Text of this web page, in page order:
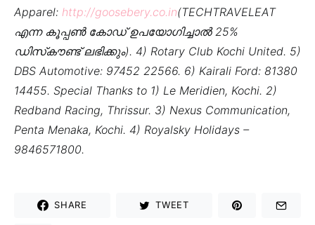
Apparel: http://goosebery.co.in(TECHTRAVELEAT
എന്ന കൂപ്പൺ കോഡ് ഉപയോഗിച്ചാൽ 25%
ഡിസ്‌കൗണ്ട് ലഭിക്കും). 4) Rotary Club Kochi United. 5)
DBS Automotive: 97452 22566. 6) Kairali Ford: 81380
14455. Special Thanks to 1) Le Meridien, Kochi. 2)
Redband Racing, Thrissur. 3) Nexus Communication,
Penta Menaka, Kochi. 4) Royalsky Holidays –
9846571800.
SHARE TWEET